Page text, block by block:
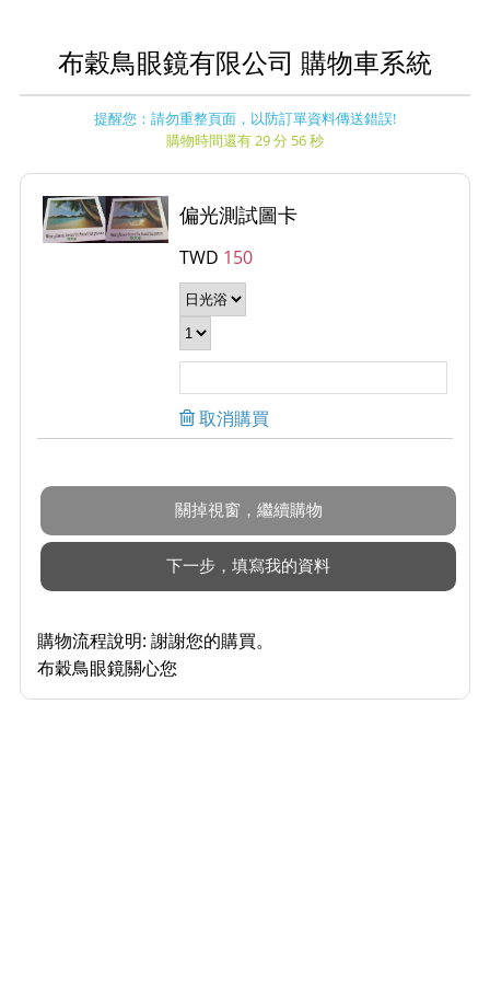
布穀鳥眼鏡有限公司 購物車系統
提醒您：請勿重整頁面，以防訂單資料傳送錯誤!
購物時間還有 29 分 56 秒
偏光測試圖卡
TWD 150
取消購買
購物流程說明: 謝謝您的購買。
布穀鳥眼鏡關心您